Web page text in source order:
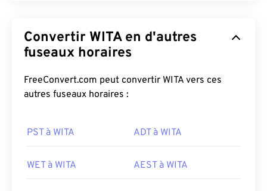
Convertir WITA en d'autres
fuseaux horaires
FreeConvert.com peut convertir WITA vers ces
autres fuseaux horaires :
PST à WITA ADT à WITA
WET à WITA AEST à WITA